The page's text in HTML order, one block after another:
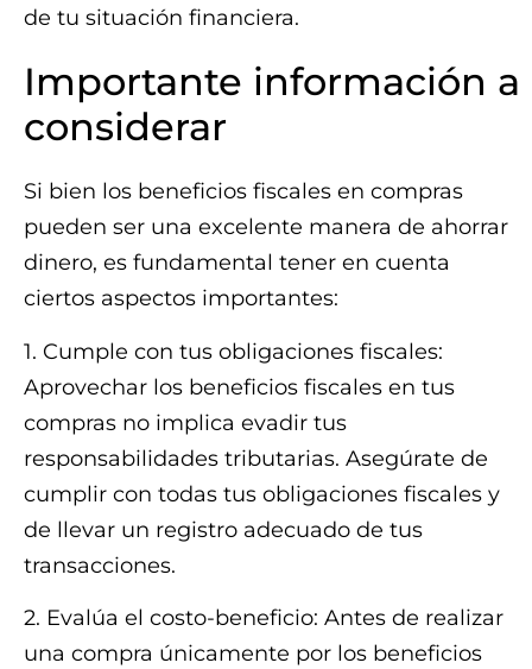
de tu situación financiera.
Importante información a
considerar
Si bien los beneficios fiscales en compras
pueden ser una excelente manera de ahorrar
dinero, es fundamental tener en cuenta
ciertos aspectos importantes:
1. Cumple con tus obligaciones fiscales:
Aprovechar los beneficios fiscales en tus
compras no implica evadir tus
responsabilidades tributarias. Asegúrate de
cumplir con todas tus obligaciones fiscales y
de llevar un registro adecuado de tus
transacciones.
2. Evalúa el costo-beneficio: Antes de realizar
una compra únicamente por los beneficios